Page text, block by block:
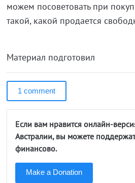
можем посоветовать при
такой, какой продается
Материал подготовил
1 comment
Если вам нравится онлайн-
Австралии, вы можете
финансово.
Make a Donation